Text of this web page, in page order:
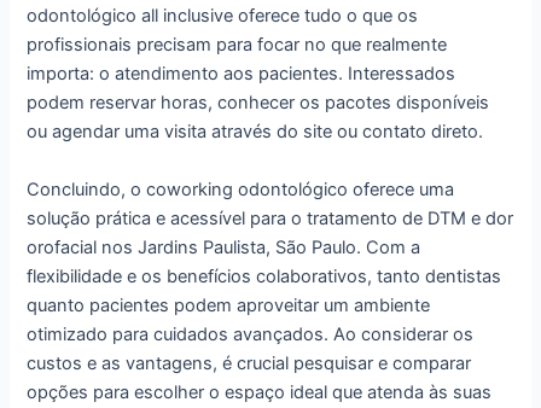
odontológico all inclusive oferece tudo o que os
profissionais precisam para focar no que realmente
importa: o atendimento aos pacientes. Interessados
podem reservar horas, conhecer os pacotes disponíveis
ou agendar uma visita através do site ou contato direto.
Concluindo, o coworking odontológico oferece uma
solução prática e acessível para o tratamento de DTM e dor
orofacial nos Jardins Paulista, São Paulo. Com a
flexibilidade e os benefícios colaborativos, tanto dentistas
quanto pacientes podem aproveitar um ambiente
otimizado para cuidados avançados. Ao considerar os
custos e as vantagens, é crucial pesquisar e comparar
opções para escolher o espaço ideal que atenda às suas